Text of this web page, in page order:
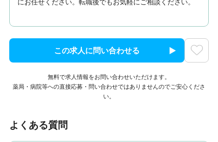
にお任せください。転職後でもお気軽にご相談ください。
この求人に問い合わせる
無料で求人情報をお問い合わせいただけます。
薬局・病院等への直接応募・問い合わせではありませんのでご安心くださ
い。
よくある質問